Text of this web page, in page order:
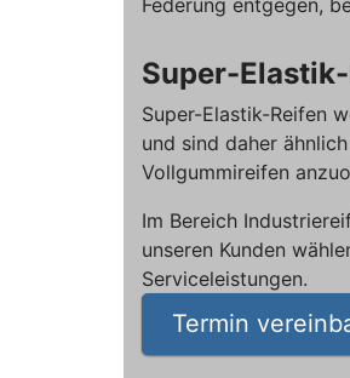
Federung entgegen,
Super-
Super-Elastik-Reifen
und sind daher
Vollgummireifen
Im Bereich
unseren Kunden
Serviceleistungen.
Termin